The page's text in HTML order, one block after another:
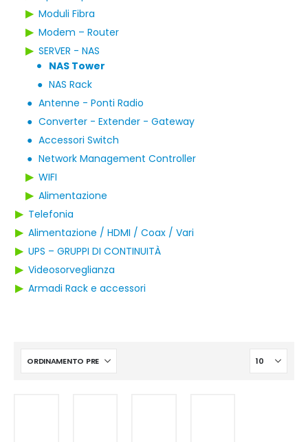
▶ Moduli Fibra
▶ Modem – Router
▶ SERVER - NAS
●
NAS Tower
● NAS Rack
● Antenne - Ponti Radio
● Converter - Extender - Gateway
● Accessori Switch
● Network Management Controller
▶ WIFI
▶ Alimentazione
▶ Telefonia
▶ Alimentazione / HDMI / Coax / Vari
▶ UPS – GRUPPI DI CONTINUITÀ
▶ Videosorveglianza
▶ Armadi Rack e accessori